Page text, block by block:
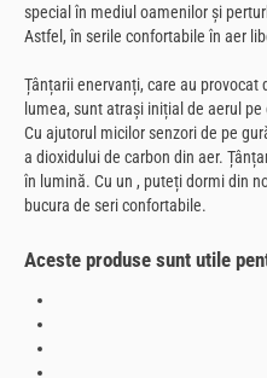
special în mediul oamenilor și
Astfel, în serile confortabile în aer
Țânțarii enervanți, care au
lumea, sunt atrași inițial de aerul
Cu ajutorul micilor senzori de pe
a dioxidului de carbon din aer.
în lumină. Cu un , puteți dormi din
bucura de seri confortabile.
Aceste produse sunt utile